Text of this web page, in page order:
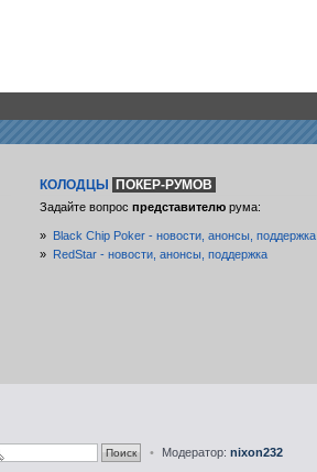
КОЛОДЦЫ ПОКЕР-РУМОВ
Задайте вопрос представителюрума:
»
Black Chip Poker - новости, анонсы, поддержка
»
RedStar - новости, анонсы, поддержка
• Модератор: nixon232